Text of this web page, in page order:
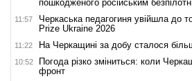
пошкодженого російським
11:57
Черкаська педагогиня увійшла до
Prize Ukraine 2026
11:22 На Черкащині за добу сталося
10:52
Погода різко зміниться: коли
фронт